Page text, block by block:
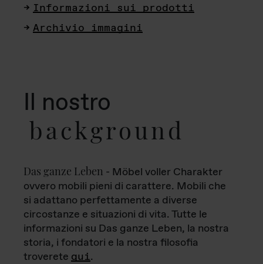
Informazioni sui prodotti
Archivio immagini
Il nostro
background
Das ganze Leben - Möbel voller Charakter
ovvero mobili pieni di carattere. Mobili che
si adattano perfettamente a diverse
circostanze e situazioni di vita. Tutte le
informazioni su Das ganze Leben, la nostra
storia, i fondatori e la nostra filosofia
troverete qui.